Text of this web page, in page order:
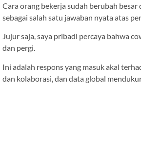
Cara orang bekerja sudah berubah
sebagai salah satu jawaban nyata atas
Jujur saja, saya pribadi percaya bahwa
dan pergi.
Ini adalah respons yang masuk akal
dan kolaborasi, dan data global